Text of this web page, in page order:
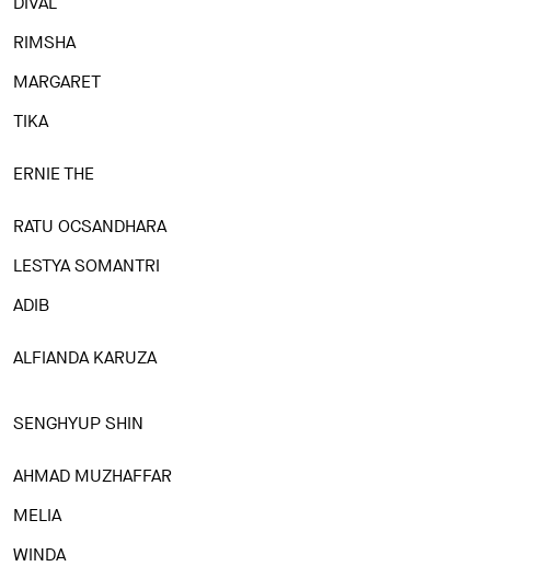
RIMSHA
MARGARET
TIKA
ERNIE THE
RATU OCSANDHARA
LESTYA SOMANTRI
ADIB
ALFIANDA KARUZA
SENGHYUP SHIN
AHMAD MUZHAFFAR
MELIA
WINDA